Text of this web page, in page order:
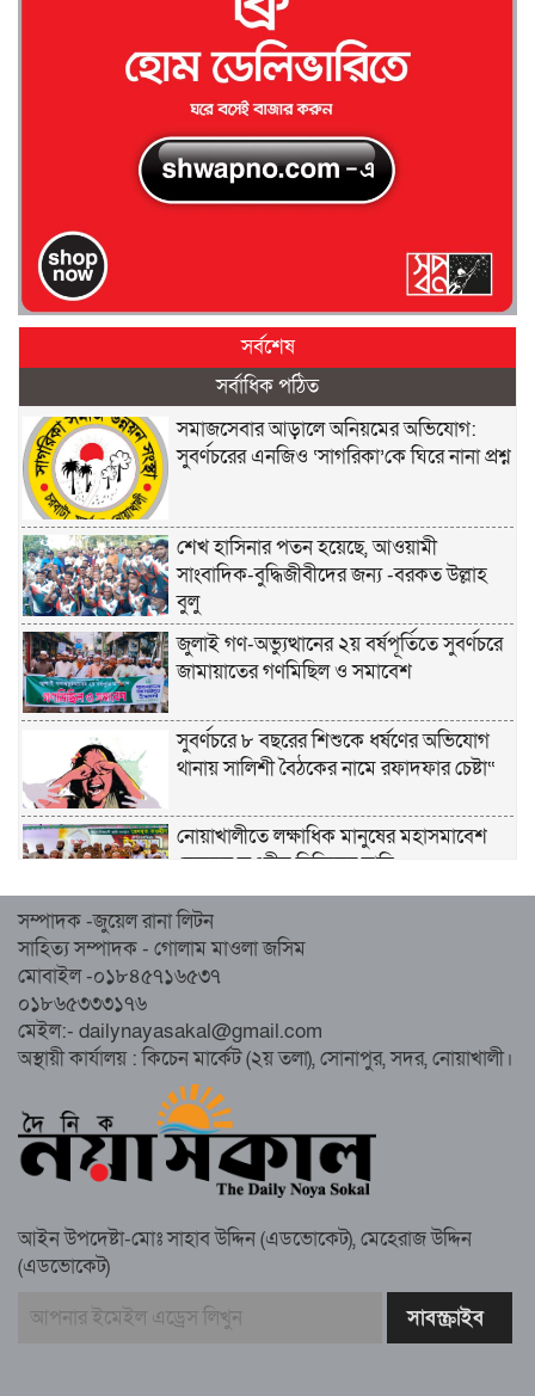
সর্বশেষ
সর্বাধিক পঠিত
সমাজসেবার আড়ালে অনিয়মের অভিযোগ:
সুবর্ণচরের এনজিও ‘সাগরিকা’কে ঘিরে নানা প্রশ্ন
শেখ হাসিনার পতন হয়েছে, আওয়ামী
সাংবাদিক-বুদ্ধিজীবীদের জন্য -বরকত উল্লাহ
বুলু
জুলাই গণ-অভ্যুত্থানের ২য় বর্ষপূর্তিতে সুবর্ণচরে
জামায়াতের গণমিছিল ও সমাবেশ
সুবর্ণচরে ৮ বছরের শিশুকে ধর্ষণের অভিযোগ
থানায় সালিশী বৈঠকের নামে রফাদফার চেষ্টা“
নোয়াখালীতে লক্ষাধিক মানুষের মহাসমাবেশ
হেজবুত তওহীদ নিষিদ্ধের দাবি
নোয়াখালীতে ইসলামী মহাসমাবেশের প্রস্তুতি
সম্পন্ন, অংশ নেবেন লক্ষাধিক মানুষ
নোয়াখালীতে ইসলামী ছাত্রশিবিরের ‘অদম্য
জুলাই’ মিছিল
সুবর্ণচরে মায়ের অভিযোগে সাবেক ভাইস
চেয়ারম্যান গ্রেপ্তার
স্মরণ সভায় মিলাদ ও দোয়া
সম্পাদক -জুয়েল রানা লিটন
সাহিত্য সম্পাদক - গোলাম মাওলা জসিম
মোবাইল -০১৮৪৫৭১৬৫৩৭
০১৮৬৫৩৩৩১৭৬
মেইল:- dailynayasakal@gmail.com
অস্থায়ী কার্যালয় : কিচেন মার্কেট (২য় তলা), সোনাপুর, সদর, নোয়াখালী।
আইন উপদেষ্টা-মোঃ সাহাব উদ্দিন (এডভোকেট), মেহেরাজ উদ্দিন
(এডভোকেট)